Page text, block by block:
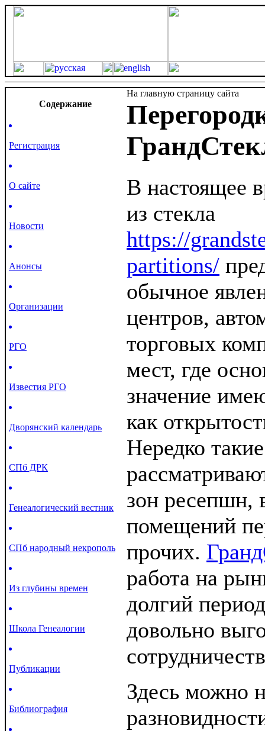
Cодержание
Регистрация
О сайте
Новости
Анонсы
Организации
РГО
Известия РГО
Дворянский календарь
СПб ДРК
Генеалогический вестник
СПб народный некрополь
Из глубины времен
Школа Генеалогии
Публикации
Библиография
На главную страницу сайта
В настоящее
из стекла
https://
partitions/
обычное
центров,
торговых
мест, где
значение
как
Нередко
зон ресепшн,
помещений
прочих.
работа на
долгий
довольно
Здесь можно